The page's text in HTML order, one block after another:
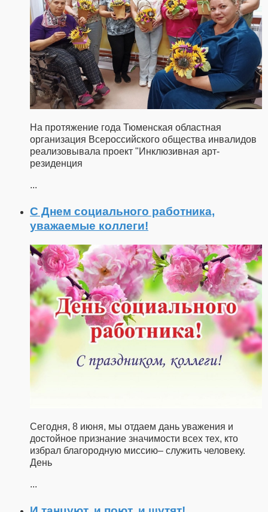
На протяжение года Тюменская областная
организация Всероссийского общества инвалидов
реализовывала проект "Инклюзивная арт-
резиденция
...
С Днем социального работника,
уважаемые коллеги!
Сегодня, 8 июня, мы отдаем дань уважения и
достойное признание значимости всех тех, кто
избрал благородную миссию– служить человеку.
День
...